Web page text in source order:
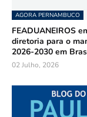
AGORA PERNAMBUCO
FEADUANEIROS
diretoria para o
2026-2030 em
02 Julho, 2026